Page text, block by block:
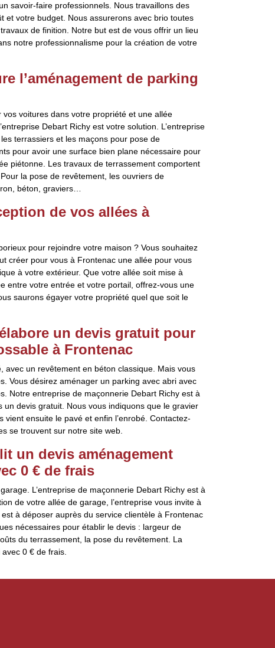
savoir-faire professionnels. Nous travaillons des
et votre budget. Nous assurerons avec brio toutes
de finition. Notre but est de vous offrir un lieu
notre professionnalisme pour la création de votre
l’aménagement de parking
voitures dans votre propriété et une allée
Debart Richy est votre solution. L’entreprise
terrassiers et les maçons pour pose de
pour avoir une surface bien plane nécessaire pour
piétonne. Les travaux de terrassement comportent
la pose de revêtement, les ouvriers de
béton, graviers…
de vos allées à
pour rejoindre votre maison ? Vous souhaitez
créer pour vous à Frontenac une allée pour vous
à votre extérieur. Que votre allée soit mise à
entre votre entrée et votre portail, offrez-vous une
saurons égayer votre propriété quel que soit le
un devis gratuit pour
à Frontenac
avec un revêtement en béton classique. Mais vous
Vous désirez aménager un parking avec abri avec
Notre entreprise de maçonnerie Debart Richy est à
devis gratuit. Nous vous indiquons que le gravier
ensuite le pavé et enfin l’enrobé. Contactez-
se trouvent sur notre site web.
un devis aménagement
0 € de frais
L’entreprise de maçonnerie Debart Richy est à
de votre allée de garage, l’entreprise vous invite à
à déposer auprès du service clientèle à Frontenac
nécessaires pour établir le devis : largeur de
du terrassement, la pose du revêtement. La
0 € de frais.